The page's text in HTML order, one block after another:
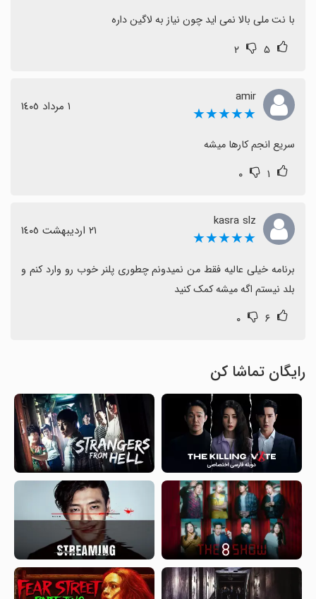
با نت ملی بالا نمی اید چون نیاز به لاگین داره
۵ ۲
amir
★★★★★ ١ مرداد ١٤٠٥
سریع انجم کارها میشه
۱ ۰
kasra slz
★★★★★ ٢١ اردیبهشت ١٤٠٥
بلد نیستم اگه میشه کمک کنید
۶ ۰
رایگان تماشا کن